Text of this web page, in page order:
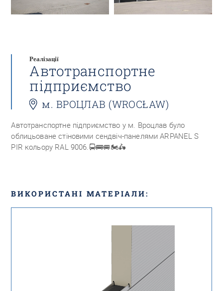
Реалізації
Автотранспортне
підприємство
м. ВРОЦЛАВ (WROCŁAW)
Автотранспортне підприємство у м. Вроцлав було
облицьоване стіновими сендвіч-панелями ARPANEL S
PIR кольору RAL 9006.🚍🚌🚐🏍🛵
ВИКОРИСТАНІ МАТЕРІАЛИ: